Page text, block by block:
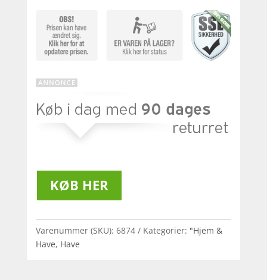
KØB HER
Varenummer (SKU): 6874 Kategorier: "Hjem &
Have, Have